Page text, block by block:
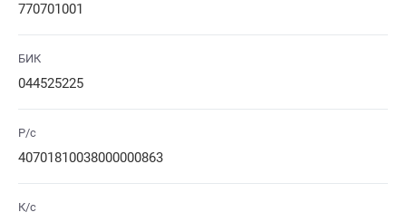
770701001
БИК
044525225
Р/с
40701810038000000863
К/с